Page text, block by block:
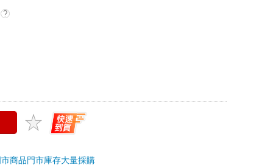
?
商品門市庫存大量採購